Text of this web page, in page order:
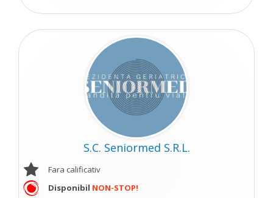
S.C. Seniormed S.R.L.
Fara calificativ
Disponibil NON-STOP!